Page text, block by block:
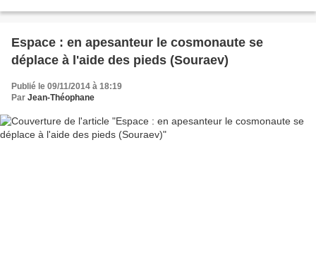
Espace : en apesanteur le cosmonaute se
déplace à l'aide des pieds (Souraev)
Publié le 09/11/2014 à 18:19
Par Jean-Théophane